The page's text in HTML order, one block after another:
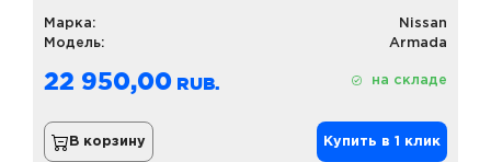
Марка:
Nissan
Модель:
Armada
22 950,00 на складе
В корзину Купить в 1 клик